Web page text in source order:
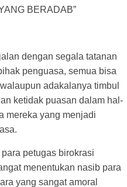
BERADAB”
dengan segala tatanan
penguasa, semua bisa
adakalanya timbul
ketidak puasan dalam hal-
mereka yang menjadi
petugas birokrasi
menentukan nasib para
yang sangat amoral